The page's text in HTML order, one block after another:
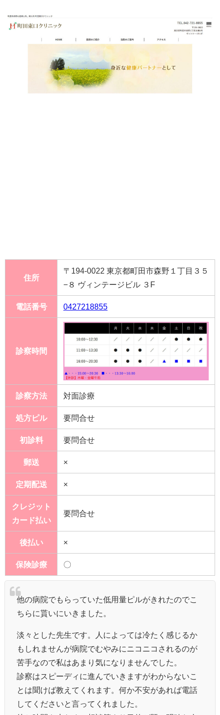
住所
〒194-0022 東京都町田市森野１丁目３５
−８ ヴィンテージビル ３F
電話番号 0427218855
診察時間
診察方法 対面診療
処方ピル 要問合せ
初診料 要問合せ
郵送 ×
定期配送 ×
クレジット
カード払い
要問合せ
後払い ×
保険診療 〇
他の病院でもらっていた低用量ピルがきれたのでこ
ちらに貰いにいきました。
淡々とした先生です。人によっては冷たく感じるか
もしれませんが病院でむやみにニコニコされるのが
苦手なので私はあまり気になりませんでした。
診察はスピーディに進んでいきますがわからないこ
とは聞けば教えてくれます。何か不安があれば電話
してくださいと言ってくれました。